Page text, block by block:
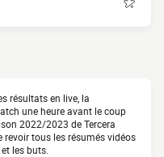
résultats en live, la
une heure avant le coup
2022/2023 de Tercera
revoir tous les résumés vidéos
les buts.